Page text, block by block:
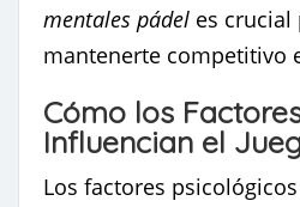
mentales pádel es crucial
mantenerte competitivo
Cómo los
Influencian el
Los factores